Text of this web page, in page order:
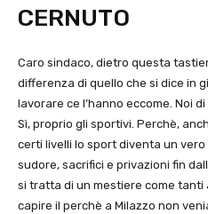
CERNUTO
Caro sindaco, dietro questa
differenza di quello che si dice in
lavorare ce l’hanno eccome. Noi
Sì, proprio gli sportivi. Perchè,
certi livelli lo sport diventa un
sudore, sacrifici e privazioni fin
si tratta di un mestiere come tanti
capire il perchè a Milazzo non